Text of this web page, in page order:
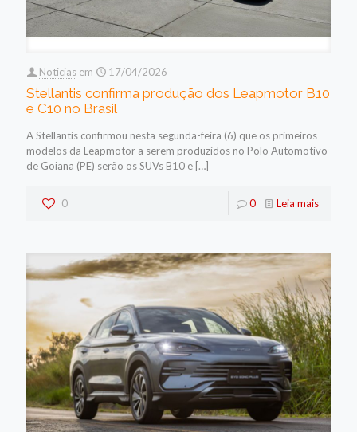
Noticias em 17/04/2026
Stellantis confirma produção dos Leapmotor B10
e C10 no Brasil
A Stellantis confirmou nesta segunda-feira (6) que os primeiros
modelos da Leapmotor a serem produzidos no Polo Automotivo
de Goiana (PE) serão os SUVs B10 e […]
0 0 Leia mais